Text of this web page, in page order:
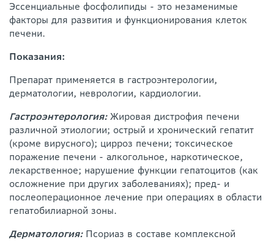
Эссенциальные фосфолипиды - это незаменимые
факторы для развития и функционирования клеток
печени.
Показания:
Препарат применяется в гастроэнтерологии,
дерматологии, неврологии, кардиологии.
Гастроэнтерология: Жировая дистрофия печени
различной этиологии; острый и хронический гепатит
(кроме вирусного); цирроз печени; токсическое
поражение печени - алкогольное, наркотическое,
лекарственное; нарушение функции гепатоцитов (как
осложнение при других заболеваниях); пред- и
послеоперационное лечение при операциях в области
гепатобилиарной зоны.
Дерматология:Псориаз в составе комплексной